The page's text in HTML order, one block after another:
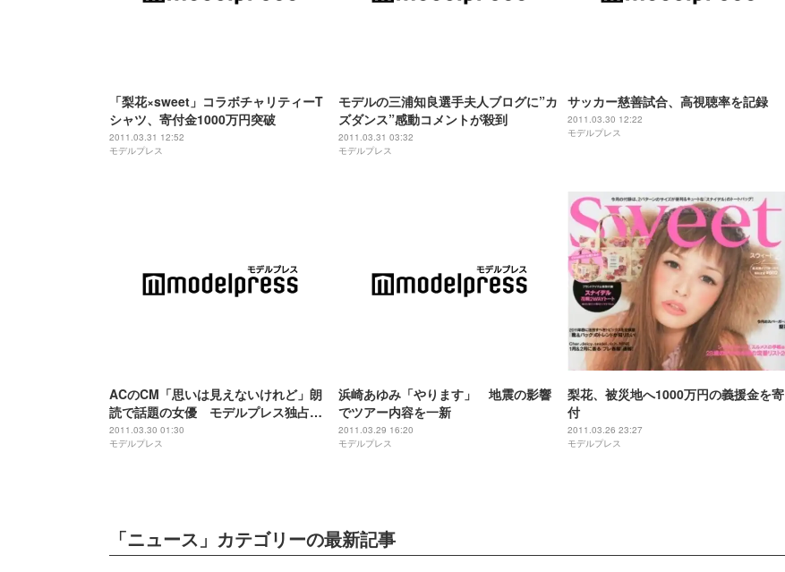
「梨花×sweet」コラボチャリティーT
シャツ、寄付金1000万円突破
2011.03.31 12:52
モデルプレス
モデルの三浦知良選手夫人ブログに”カ
ズダンス”感動コメントが殺到
2011.03.31 03:32
モデルプレス
サッカー慈善試合、高視聴率を記録
2011.03.30 12:22
モデルプレス
ACのCM「思いは見えないけれど」朗
読で話題の女優 モデルプレス独占イ
ンタビュー
2011.03.30 01:30
モデルプレス
浜崎あゆみ「やります」 地震の影響
でツアー内容を一新
2011.03.29 16:20
モデルプレス
梨花、被災地へ1000万円の義援金を寄
付
2011.03.26 23:27
モデルプレス
「ニュース」カテゴリーの最新記事